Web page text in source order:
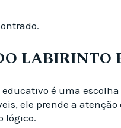
LABIRINTO
é uma
ele prende a
lógico.